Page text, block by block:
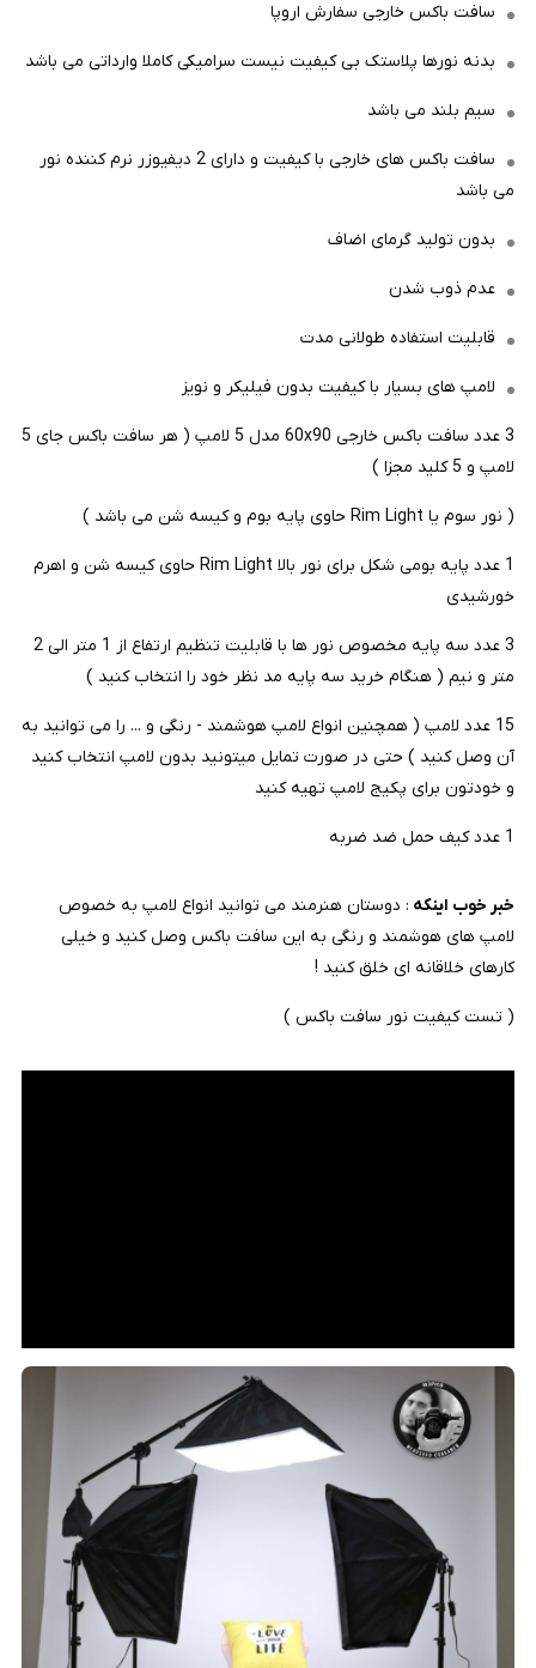
سافت باکس خارجی سفارش اروپا
بدنه نورها پلاستک بی کیفیت نیست سرامیکی کاملا وارداتی می باشد
سیم بلند می باشد
سافت باکس های خارجی با کیفیت و دارای 2 دیفیوزر نرم کننده نور
می باشد
بدون تولید گرمای اضاف
عدم ذوب شدن
قابلیت استفاده طولانی مدت
لامپ های بسیار با کیفیت بدون فیلیکر و نویز
3 عدد سافت باکس خارجی 60x90 مدل 5 لامپ ( هر سافت باکس جای 5
لامپ و 5 کلید مجزا )
( نور سوم یا Rim Light حاوی پایه بوم و کیسه شن می باشد )
1 عدد پایه بومی شکل برای نور بالا Rim Light حاوی کیسه شن و اهرم
خورشیدی
3 عدد سه پایه مخصوص نور ها با قابلیت تنظیم ارتفاع از 1 متر الی 2
متر و نیم ( هنگام خرید سه پایه مد نظر خود را انتخاب کنید )
15 عدد لامپ ( همچنین انواع لامپ هوشمند - رنگی و ... را می توانید به
آن وصل کنید ) حتی در صورت تمایل میتونید بدون لامپ انتخاب کنید
و خودتون برای پکیج لامپ تهیه کنید
1 عدد کیف حمل ضد ضربه
خبر خوب اینکه : دوستان هنرمند می توانید انواع لامپ به خصوص
لامپ های هوشمند و رنگی به این سافت باکس وصل کنید و خیلی
کارهای خلاقانه ای خلق کنید !
( تست کیفیت نور سافت باکس )